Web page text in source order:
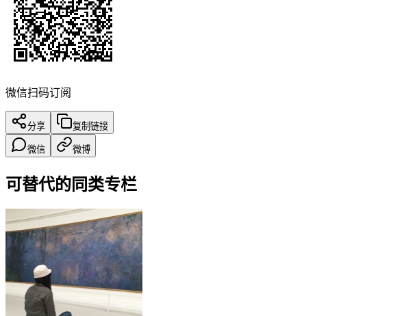
微信扫码订阅
分享 复制链接
微信 微博
可替代的同类专栏